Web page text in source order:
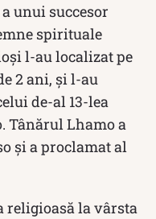
unui succesor
spirituale
l-au localizat pe
2 ani, și l-au
de-al 13-lea
Tânărul Lhamo a
și a proclamat al
religioasă la vârsta